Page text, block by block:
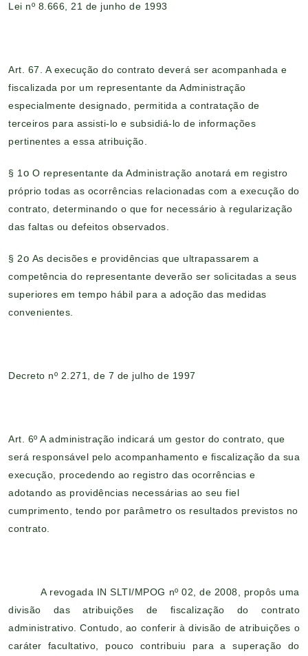
Lei nº 8.666, 21 de junho de 1993
Art. 67. A execução do contrato deverá ser acompanhada e
fiscalizada por um representante da Administração
especialmente designado, permitida a contratação de
terceiros para assisti-lo e subsidiá-lo de informações
pertinentes a essa atribuição.
§ 1 o O representante da Administração anotará em registro
próprio todas as ocorrências relacionadas com a execução do
contrato, determinando o que for necessário à regularização
das faltas ou defeitos observados.
§ 2o As decisões e providências que ultrapassarem a
competência do representante deverão ser solicitadas a seus
superiores em tempo hábil para a adoção das medidas
convenientes.
Decreto nº 2.271, de 7 de julho de 1997
Art. 6º A administração indicará um gestor do contrato, que
será responsável pelo acompanhamento e fiscalização da sua
execução, procedendo ao registro das ocorrências e
adotando as providências necessárias ao seu fiel
cumprimento, tendo por parâmetro os resultados previstos no
contrato.
A revogada IN SLTI/MPOG nº 02, de 2008, propôs uma
divisão das atribuições de fiscalização do contrato
administrativo. Contudo, ao conferir à divisão de atribuições o
caráter facultativo, pouco contribuiu para a superação do